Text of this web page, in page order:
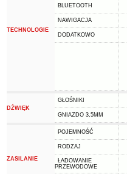
TECHNOLOGIE
BLUETOOTH
NAWIGACJA
DODATKOWO
DŹWIĘK
GŁOŚNIKI
GNIAZDO 3,5MM
ZASILANIE
POJEMNOŚĆ
RODZAJ
ŁADOWANIE
PRZEWODOWE